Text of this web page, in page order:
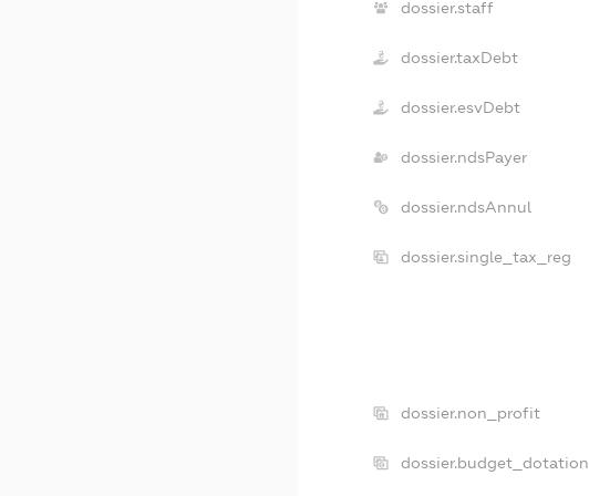
dossier.staff
dossier.taxDebt
dossier.esvDebt
dossier.ndsPayer
dossier.ndsAnnul
dossier.single_tax_reg
dossier.non_profit
dossier.budget_dotation